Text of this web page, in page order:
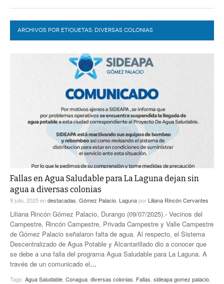
GÓMEZ PALACIO
LERDO
DURANGO
DEPORTES
EL EXACTO
EXA INFORMA
CONTEXTOS
TRAYECTO LAGUNA
A MEDIA MAÑANA
A TODA LEY
DIÁLOGOS CON LA HISTORIA
TWEETS AND BEATS
LA MEJOR 97.1 ESTÉREO GALLITO
ACTUALIDADES GREM
PULSO
LA MEJOR INFORMACIÓN
COLABORADORES
ACTUALIDADES GREM
ARCHIVOS POR ETIQUETAS: DIVERSAS COLONIAS
Fallas en Agua Saludable para La Laguna dejan sin
agua a diversas colonias
9 julio, 2025endestacadas Gómez Palacio Lagunapor Liliana Rincón Cervantes
Liliana Rincón Gómez Palacio, Durango (09/07/2025).- Vecinos del
Campestre, Rincón Campestre, Privada Campestre y Valle Campestre
de Gómez Palacio señalaron falta de agua. Al respecto, el Sistema
Descentralizado de Agua Potable y Alcantarillado dio a conocer que
se debe a una falla del programa Agua Saludable para La Laguna. A
través de un comunicado el…
Tags: Agua Saludable Conagua diversas colonias Fallas sideapa gomez palacio